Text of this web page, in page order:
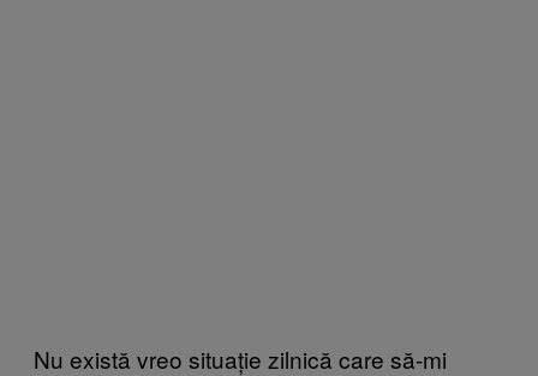
Nu există vreo situație zilnică care să-mi